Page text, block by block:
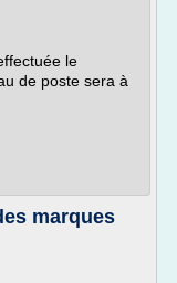
le
de poste sera à
marques